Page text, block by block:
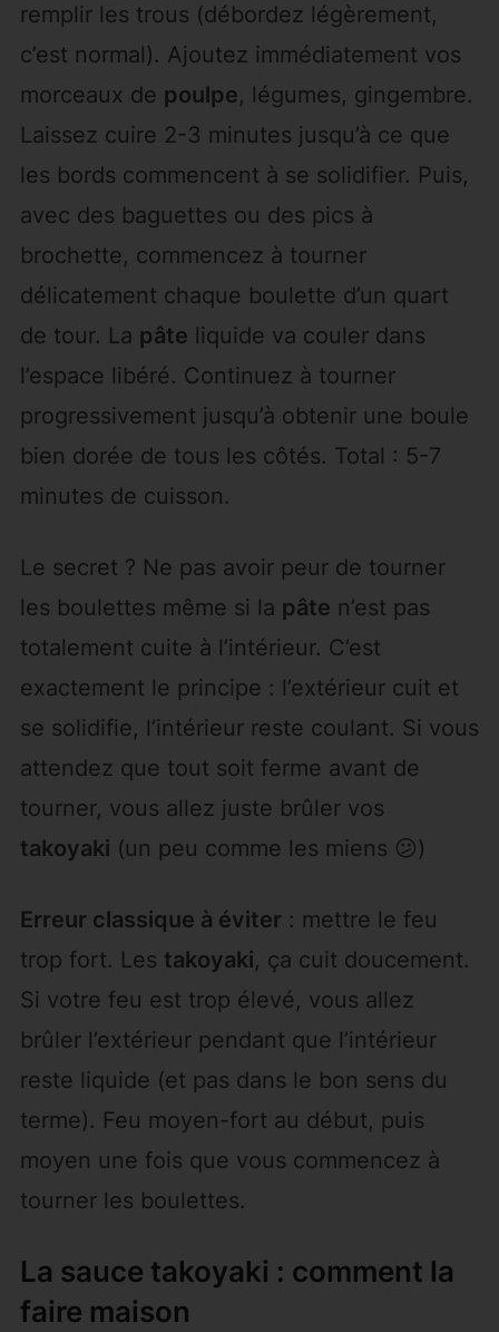
remplir les trous (débordez légèrement,
c’est normal). Ajoutez immédiatement vos
morceaux de poulpe, légumes, gingembre.
Laissez cuire 2-3 minutes jusqu’à ce que
les bords commencent à se solidifier. Puis,
avec des baguettes ou des pics à
brochette, commencez à tourner
délicatement chaque boulette d’un quart
de tour. La pâte liquide va couler dans
l’espace libéré. Continuez à tourner
progressivement jusqu’à obtenir une boule
bien dorée de tous les côtés. Total : 5-7
minutes de cuisson.
Le secret ? Ne pas avoir peur de tourner
les boulettes même si la pâte n’est pas
totalement cuite à l’intérieur. C’est
exactement le principe : l’extérieur cuit et
se solidifie, l’intérieur reste coulant. Si vous
attendez que tout soit ferme avant de
tourner, vous allez juste brûler vos
takoyaki (un peu comme les miens 😕)
Erreur classique à éviter : mettre le feu
trop fort. Les takoyaki, ça cuit doucement.
Si votre feu est trop élevé, vous allez
brûler l’extérieur pendant que l’intérieur
reste liquide (et pas dans le bon sens du
terme). Feu moyen-fort au début, puis
moyen une fois que vous commencez à
tourner les boulettes.
La sauce takoyaki : comment la
faire maison